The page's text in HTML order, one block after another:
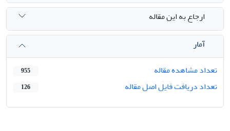
ارجاع به این مقاله
آمار
تعداد مشاهده مقاله
955
تعداد دریافت فایل اصل مقاله 126